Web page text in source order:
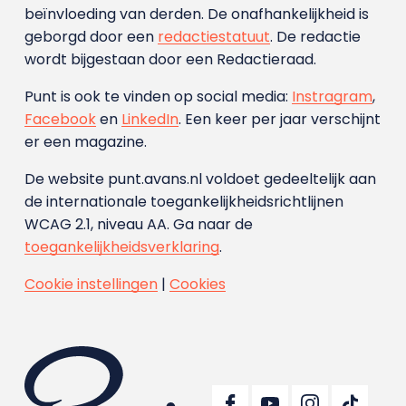
beïnvloeding van derden. De onafhankelijkheid is
geborgd door een redactiestatuut. De redactie
wordt bijgestaan door een Redactieraad.
Punt is ook te vinden op social media: Instragram,
Facebooken LinkedIn. Een keer per jaar verschijnt
er een magazine.
De website punt.avans.nl voldoet gedeeltelijk aan
de internationale toegankelijkheidsrichtlijnen
WCAG 2.1, niveau AA. Ga naar de
toegankelijkheidsverklaring.
Cookie instellingen| Cookies